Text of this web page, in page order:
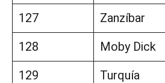
127
Zanzíbar
128
Moby Dick
129
Turquía